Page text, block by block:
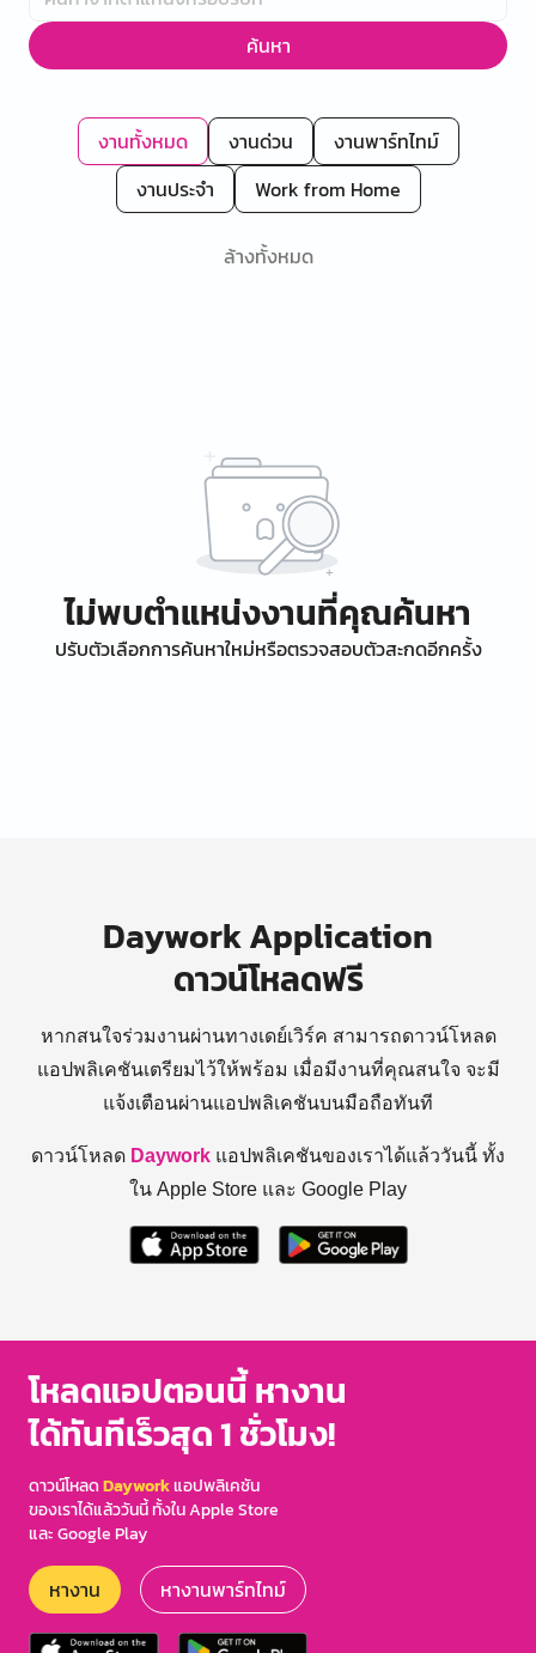
ค้นหา
งานทั้งหมด งานด่วน
งานพาร์ทไทม์
งานประจำ
Work from Home
ล้างทั้งหมด
ไม่พบตำแหน่งงานที่คุณค้นหา
ปรับตัวเลือกการค้นหาใหม่หรือตรวจสอบตัวสะกดอีกครั้ง
Daywork Application
ดาวน์โหลดฟรี
หากสนใจร่วมงานผ่านทางเดย์เวิร์ค สามารถดาวน์โหลด
แอปพลิเคชันเตรียมไว้ให้พร้อม เมื่อมีงานที่คุณสนใจ จะมี
แจ้งเตือนผ่านแอปพลิเคชันบนมือถือทันที
ดาวน์โหลด Daywork แอปพลิเคชันของเราได้แล้ววันนี้ ทั้ง
ใน Apple Store และ Google Play
โหลดแอปตอนนี้ หางาน
ได้ทันทีเร็วสุด 1 ชั่วโมง!
ดาวน์โหลดDayworkแอปพลิเคชัน
ของเราได้แล้ววันนี้ ทั้งใน Apple Store
และ Google Play
หางาน หางานพาร์ทไทม์